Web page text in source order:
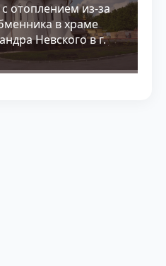
отоплением из-за
в храме
Невского в г.